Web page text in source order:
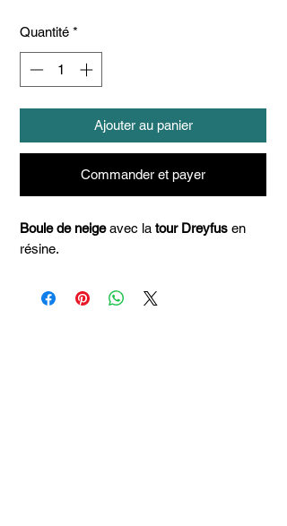
Quantité *
Ajouter au panier
Commander et payer
Boule de neigeavec la tour Dreyfus en
résine.